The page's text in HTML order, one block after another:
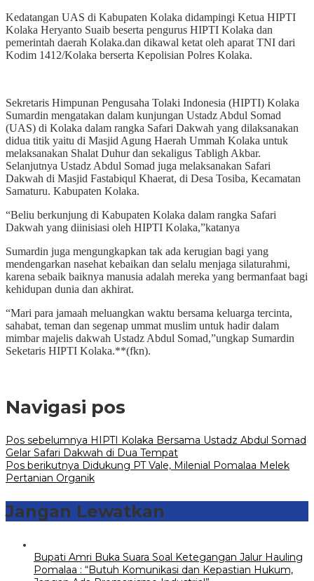
Kedatangan UAS di Kabupaten Kolaka didampingi Ketua HIPTI
Kolaka Heryanto Suaib beserta pengurus HIPTI Kolaka dan
pemerintah daerah Kolaka.dan dikawal ketat oleh aparat TNI dari
Kodim 1412/Kolaka berserta Kepolisian Polres Kolaka.
Sekretaris Himpunan Pengusaha Tolaki Indonesia (HIPTI) Kolaka
Sumardin mengatakan dalam kunjungan Ustadz Abdul Somad
(UAS) di Kolaka dalam rangka Safari Dakwah yang dilaksanakan
didua titik yaitu di Masjid Agung Haerah Ummah Kolaka untuk
melaksanakan Shalat Duhur dan sekaligus Tabligh Akbar.
Selanjutnya Ustadz Abdul Somad juga melaksanakan Safari
Dakwah di Masjid Fastabiqul Khaerat, di Desa Tosiba, Kecamatan
Samaturu. Kabupaten Kolaka.
“Beliu berkunjung di Kabupaten Kolaka dalam rangka Safari
Dakwah yang diinisiasi oleh HIPTI Kolaka,”katanya
Sumardin juga mengungkapkan tak ada kerugian bagi yang
mendengarkan nasehat kebaikan dan selalu menjaga silaturahmi,
karena sebaik baiknya manusia adalah mereka yang bermanfaat bagi
kehidupan dunia dan akhirat.
“Mari para jamaah meluangkan waktu bersama keluarga tercinta,
sahabat, teman dan segenap ummat muslim untuk hadir dalam
mimbar majelis dakwah Ustadz Abdul Somad,”ungkap Sumardin
Seketaris HIPTI Kolaka.**(fkn).
Navigasi pos
Pos sebelumnya HIPTI Kolaka Bersama Ustadz Abdul Somad
Gelar Safari Dakwah di Dua Tempat
Pos berikutnya Didukung PT Vale, Milenial Pomalaa Melek
Pertanian Organik
Jangan Lewatkan
Bupati Amri Buka Suara Soal Ketegangan Jalur Hauling
Pomalaa : “Butuh Komunikasi dan Kepastian Hukum,